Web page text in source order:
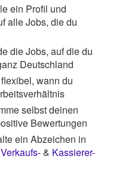
ein Profil und
alle Jobs, die du
die Jobs, auf die du
Deutschland
wann du
selbst deinen
Bewertungen
ein Abzeichen in
Verkaufs-& Kassierer-